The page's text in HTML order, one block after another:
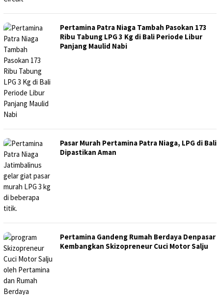
Pertamina Patra Niaga Tambah Pasokan 173
Ribu Tabung LPG 3 Kg di Bali Periode Libur
Panjang Maulid Nabi
Pasar Murah Pertamina Patra Niaga, LPG di Bali
Dipastikan Aman
Pertamina Gandeng Rumah Berdaya Denpasar
Kembangkan Skizopreneur Cuci Motor Salju